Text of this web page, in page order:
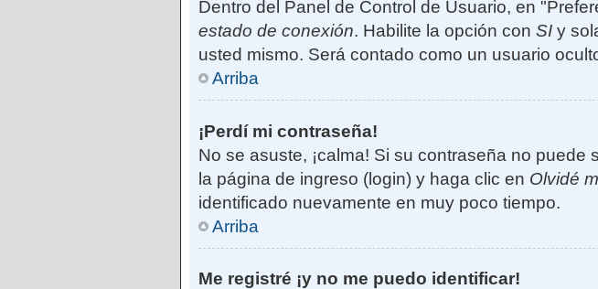
Dentro del Panel de Control de Usuario, en
estado de conexión. Habilite la opción con SI y
usted mismo. Será contado como un usuario
Arriba
¡Perdí mi contraseña!
No se asuste, ¡calma! Si su contraseña no
la página de ingreso (login) y haga clic en Olvidé
identificado nuevamente en muy poco tiempo.
Arriba
Me registré ¡y no me puedo identificar!